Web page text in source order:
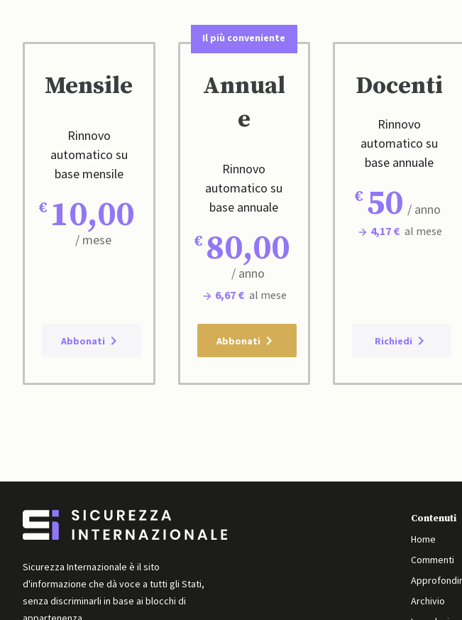
Mensile
Rinnovo
automatico su
base mensile
10,00
/ mese
Abbonati
Il più conveniente
Annual
e
Rinnovo
automatico su
base annuale
80,00
/ anno
6,67 € al mese
Abbonati
Docenti
Rinnovo
automatico su
base annuale
50 / anno
4,17 € al mese
Richiedi
Sicurezza Internazionale è il sito
d'informazione che dà voce a tutti gli Stati,
senza discriminarli in base ai blocchi di
Contenuti
Home
Commenti
Archivio